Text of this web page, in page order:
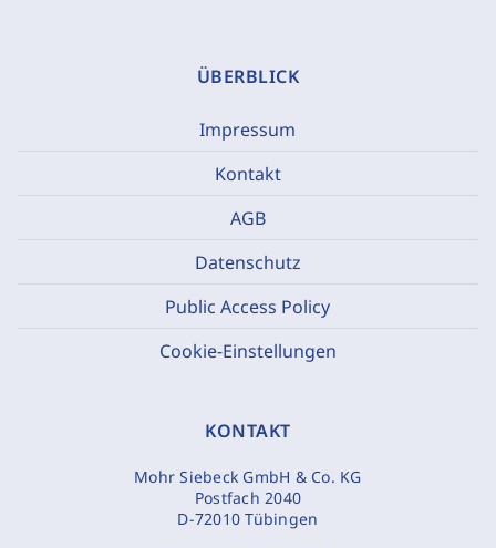
ÜBERBLICK
Impressum
Kontakt
AGB
Datenschutz
Public Access Policy
Cookie-Einstellungen
KONTAKT
Mohr Siebeck GmbH & Co. KG
Postfach 2040
D-72010 Tübingen